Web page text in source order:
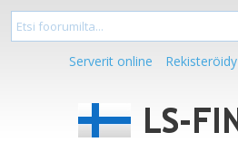
Serverit online Rekisteröidy